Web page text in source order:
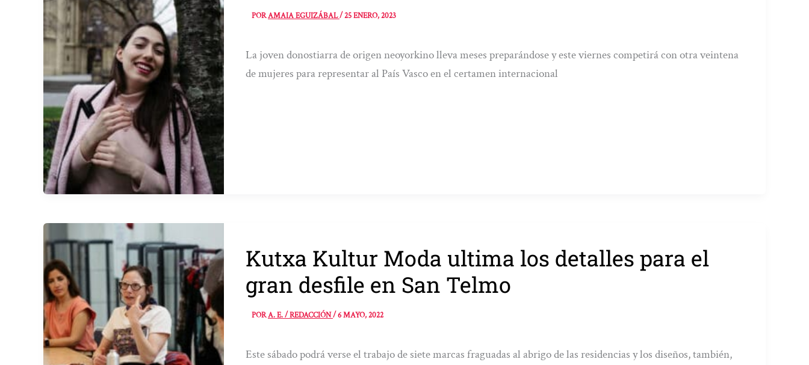
PORAMAIA EGUIZÁBAL/25 ENERO, 2023
La joven donostiarra de origen neoyorkino lleva meses preparándose y este viernes competirá con otra veintena
de mujeres para representar al País Vasco en el certamen internacional
Kutxa Kultur Moda ultima los detalles para el
gran desfile en San Telmo
PORA. E. / REDACCIÓN/6 MAYO, 2022
Este sábado podrá verse el trabajo de siete marcas fraguadas al abrigo de las residencias y los diseños, también,